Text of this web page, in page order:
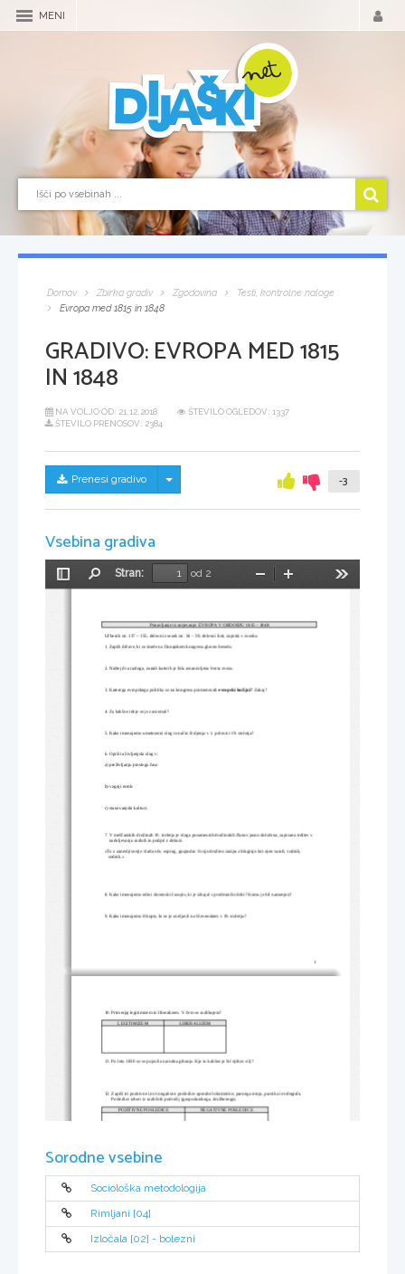
MENI
Domov Zbirka gradiv Zgodovina
Testi, kontrolne naloge
Evropa med 1815 in 1848
GRADIVO:EVROPA MED 1815
IN 1848
NA VOLJO OD: 21.12.2018
ŠTEVILO OGLEDOV: 1337
ŠTEVILO PRENOSOV: 2384
Prenesi gradivo Skrij/prikaži meni -3
Vsebina gradiva
Preklopi
Stran:
od 2
Pomanjšaj
Ponavljanje in utrjevanje: EVROPA V OBDOBJU 1815 – 1848
Učbenik str. 137 – 155, delovni zvezek str. 34 – 39, delovni listi, zapiski v zvezku
1. Zapiši države, ki so imele na Dunajskem kongresu glavno besedo.
2. Naštej dva razloga, zaradi katerih je bila ustanovljena Sveta zveza.
3. Katerega evropskega politika so na kongresu poimenovali evropski kočijaž? Zakaj?
4. Za kakšne ideje se je zavzemal?
5. Kako imenujemo umetnostni slog in način življenja v 1. polovici 19. stoletja?
6. Opiši ta življenjski slog v:
a) preživljanju prostega časa
b) vzgoji otrok:
c) stanovanjski kulturi:
7. V meščanskih družinah 19. stoletja je vloga posameznih družinskih članov jasno določena, zapisano trditev v
    nadaljevanju razloži in podpri z dokazi.
»Tu z zanesljivostjo vlada oče, soprog, gospodar. Svojo družino zasipa z blaginjo kot njen varuh, vodnik,
   sodnik.«
8. Kako imenujemo edini slovenski časopis, ki je izhajal v predmračni dobi? Komu je bil namenjen?
9. Kako imenujemo črkopis, ki se je uveljavil na Slovenskem v 19. stoletju?
1
10. Primerjaj legitimizem in liberalizem. V čem se razlikujeta?
LEGITIMIZEM LIBERALIZEM
11. Po letu 1830 so se pojavila narodna gibanja. Kje in kakšen je bil njihov cilj?
12. Zapiši tri pozitivne in tri negativne posledice uporabe lokomotive, parnega stroja, parnika in telegrafa.
      Posledice izberi iz različnih področij (gospodarskega, družbenega).
POZITIVNE POSLEDICE NEGATIVNE POSLEDICE
Sorodne vsebine
Sociološka metodologija
Rimljani [04]
Izločala [02] - bolezni